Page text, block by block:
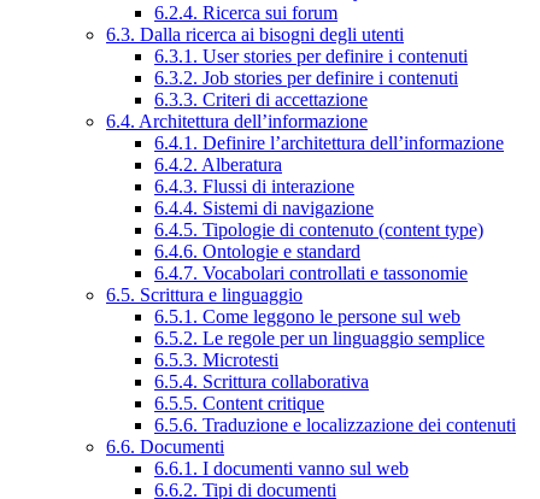
6.2.4. Ricerca sui forum
6.3. Dalla ricerca ai bisogni degli utenti
6.3.1. User stories per definire i contenuti
6.3.2. Job stories per definire i contenuti
6.3.3. Criteri di accettazione
6.4. Architettura dell’informazione
6.4.1. Definire l’architettura dell’informazione
6.4.2. Alberatura
6.4.3. Flussi di interazione
6.4.4. Sistemi di navigazione
6.4.5. Tipologie di contenuto (content type)
6.4.6. Ontologie e standard
6.4.7. Vocabolari controllati e tassonomie
6.5. Scrittura e linguaggio
6.5.1. Come leggono le persone sul web
6.5.2. Le regole per un linguaggio semplice
6.5.3. Microtesti
6.5.4. Scrittura collaborativa
6.5.5. Content critique
6.5.6. Traduzione e localizzazione dei contenuti
6.6. Documenti
6.6.1. I documenti vanno sul web
6.6.2. Tipi di documenti